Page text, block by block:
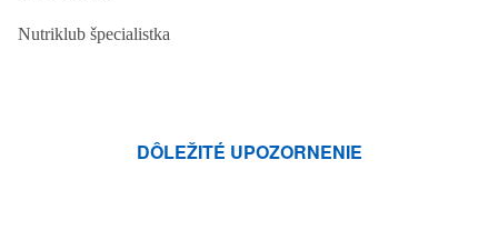
Nutriklub špecialistka
DÔLEŽITÉ UPOZORNENIE